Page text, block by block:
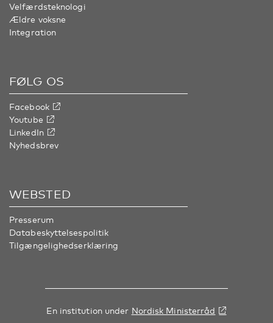
Velfærdsteknologi
Ældre voksne
Integration
FØLG OS
Facebook
Youtube
LinkedIn
Nyhedsbrev
WEBSTED
Presserum
Databeskyttelsespolitik
Tilgængelighedserklæring
En institution under Nordisk Ministerråd